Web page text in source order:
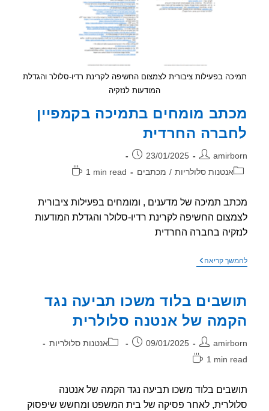
בפעילות ציבורית לצמצום החשיפה לקרינת רדיו-סלולר והגדלת
המודעות לנזקיה
מומחים בתמיכה בקמפיין
החרדית
פורסם:
23/01/2025
אנטנות סלולריות / מכתבים
זמן
1 min read
תמיכה של מדענים , ומומחים בפעילות ציבורית
החשיפה לקרינת רדיו-סלולר והגדלת המודעות
בחברה החרדית
קריאהמכתב
לחברה
החרדיתבלוד משכו תביעה נגד
של אנטנה סלולרית
פורסם:
09/01/2025 קטגוריה:אנטנות סלולריות
1 min
בלוד משכו תביעה נגד הקמה של אנטנה
לאחר פסיקה של בית המשפט ומחשש שיפסוק